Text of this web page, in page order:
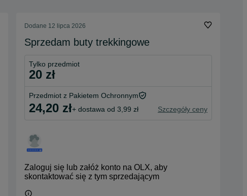
Dodane 12 lipca 2026
Sprzedam buty trekkingowe
Tylko przedmiot
20 zł
Przedmiot z Pakietem Ochronnym
24,20 zł+ dostawa od 3,99 zł Szczegóły ceny
Zaloguj się lub załóż konto na OLX, aby
skontaktować się z tym sprzedającym